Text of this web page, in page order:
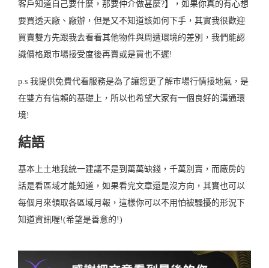
客戶知道自己要什麼，那要仲介做甚麼?】，如果你真的有心想
要買透天廠、廠辦，但是又不知道該如何下手，其實我很歡迎
買賣雙方先跟我去看看其他物件與周遭環境的差別，我們能認
識價格跟市場接受度後再賣或是買也不遲!
p.s 我提供免費代看服務是為了讓您更了解市場行情接地氣，是
在雙方有信賴的基礎上，所以也希望大家有一個良好的溝通環
境!
結語
基本上土地我統一建議不是到萬萬缺錢，千萬別賣，而廠房的
話是看區域才能知道，如果看完文章還是沒方向，其實也可以
每個月來領取各區域月報，這樣你可以不用怕被騷擾的形況下
知道資訊喔!(希望是善意的!)